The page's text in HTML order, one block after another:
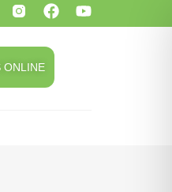
ONLINE